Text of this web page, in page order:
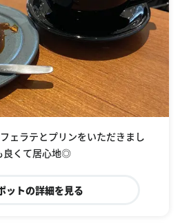
ェラテとプリンをいただきまし
良くて居心地◎
ットの詳細を見る